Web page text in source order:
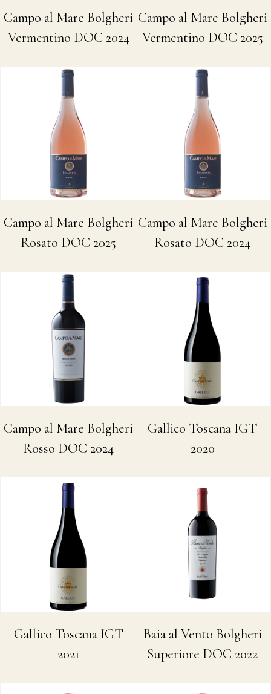
Campo al Mare Bolgheri
Vermentino DOC 2024
Campo al Mare Bolgheri
Vermentino DOC 2025
Campo al Mare Bolgheri
Rosato DOC 2025
Campo al Mare Bolgheri
Rosato DOC 2024
Campo al Mare Bolgheri
Rosso DOC 2024
Gallico Toscana IGT
2020
Gallico Toscana IGT
2021
Baia al Vento Bolgheri
Superiore DOC 2022